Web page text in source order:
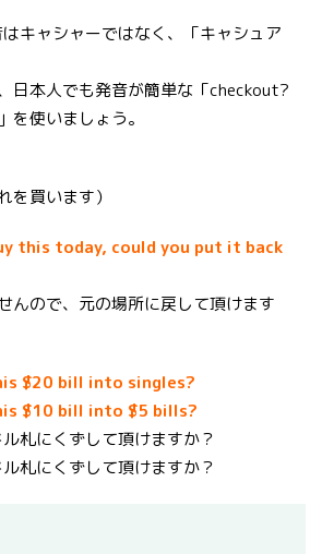
キャシャーではなく、「キャシュア
日本人でも発音が簡単な「checkout?
を使いましょう。
を買います）
this today, could you put it back
んので、元の場所に戻して頂けます
$20 bill into singles?
$10 bill into $5 bills?
札にくずして頂けますか？
札にくずして頂けますか？